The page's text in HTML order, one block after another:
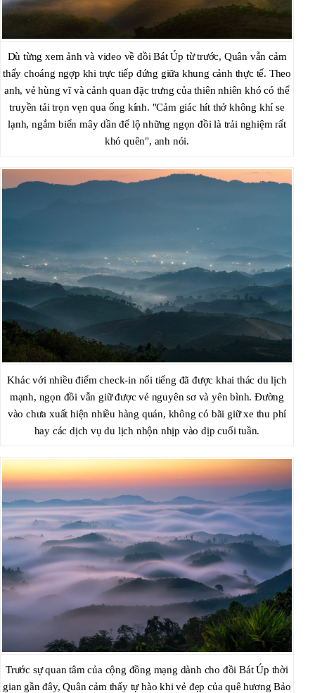
Dù từng xem ảnh và video về đồi Bát Úp từ trước, Quân vẫn cảm
thấy choáng ngợp khi trực tiếp đứng giữa khung cảnh thực tế. Theo
anh, vẻ hùng vĩ và cảnh quan đặc trưng của thiên nhiên khó có thể
truyền tải trọn vẹn qua ống kính. "Cảm giác hít thở không khí se
lạnh, ngắm biển mây dần để lộ những ngọn đồi là trải nghiệm rất
khó quên", anh nói.
Khác với nhiều điểm check-in nổi tiếng đã được khai thác du lịch
mạnh, ngọn đồi vẫn giữ được vẻ nguyên sơ và yên bình. Đường
vào chưa xuất hiện nhiều hàng quán, không có bãi giữ xe thu phí
hay các dịch vụ du lịch nhộn nhịp vào dịp cuối tuần.
Trước sự quan tâm của cộng đồng mạng dành cho đồi Bát Úp thời
gian gần đây, Quân cảm thấy tự hào khi vẻ đẹp của quê hương Bảo